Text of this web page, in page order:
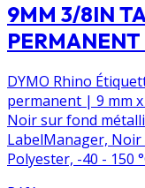
9MM 3/8IN
DYMO Rhino
permanent | 9 mm
Noir sur fond
LabelManager,
Polyester, -40 - 150